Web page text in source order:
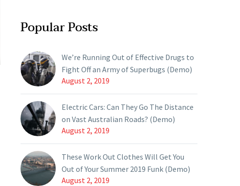
Popular Posts
We’re Running Out of Effective Drugs to
Fight Off an Army of Superbugs (Demo)
August 2, 2019
Electric Cars: Can They Go The Distance
on Vast Australian Roads? (Demo)
August 2, 2019
These Work Out Clothes Will Get You
Out of Your Summer 2019 Funk (Demo)
August 2, 2019